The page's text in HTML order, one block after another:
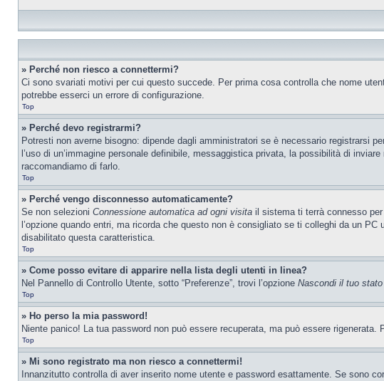
» Perché non riesco a connettermi?
Ci sono svariati motivi per cui questo succede. Per prima cosa controlla che nome
potrebbe esserci un errore di configurazione.
Top
» Perché devo registrarmi?
Potresti non averne bisogno: dipende dagli amministratori se è necessario registrarsi
l’uso di un’immagine personale definibile, messaggistica privata, la possibilità di
raccomandiamo di farlo.
Top
» Perché vengo disconnesso automaticamente?
Se non selezioni Connessione automatica ad ogni visita il sistema ti terrà connesso
l’opzione quando entri, ma ricorda che questo non è consigliato se ti colleghi da un
disabilitato questa caratteristica.
Top
» Come posso evitare di apparire nella lista degli utenti in linea?
Nel Pannello di Controllo Utente, sotto “Preferenze”, trovi l’opzione Nascondi il tuo
Top
» Ho perso la mia password!
Niente panico! La tua password non può essere recuperata, ma può essere
Top
» Mi sono registrato ma non riesco a connettermi!
Innanzitutto controlla di aver inserito nome utente e password esattamente. Se sono